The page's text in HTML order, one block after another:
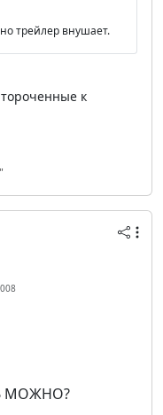
трейлер внушает.
к
МОЖНО?